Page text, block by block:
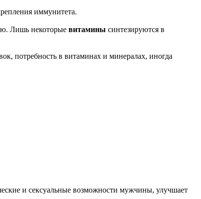
иммунитета.
Лишь некоторые витамины синтезируются в
потребность в витаминах и минералах, иногда
и сексуальные возможности мужчины, улучшает